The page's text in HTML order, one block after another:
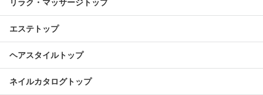
リラク・マッサージトップ
エステトップ
ヘアスタイルトップ
ネイルカタログトップ